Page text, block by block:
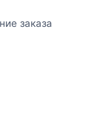
заказа